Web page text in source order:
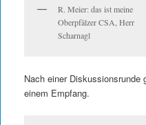
R. Meier: das ist meine
Oberpfälzer CSA, Herr
Scharnagl
Nach einer
einem Empfang.